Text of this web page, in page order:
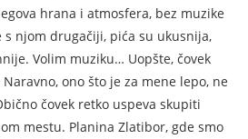
hrana i atmosfera, bez muzike
s njom drugačiji, pića su ukusnija,
Volim muziku… Uopšte, čovek
ono što je za mene lepo, ne
čovek retko uspeva skupiti
mestu. Planina Zlatibor, gde smo